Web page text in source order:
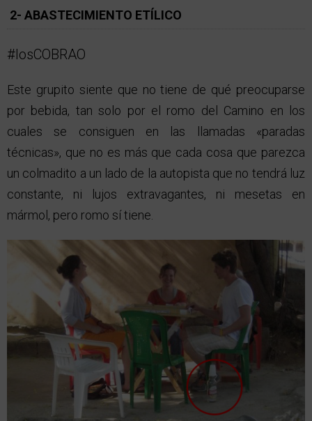
2- ABASTECIMIENTO ETÍLICO
#losCOBRAO
Este grupito siente que no tiene de qué preocuparse
por bebida, tan solo por el romo del Camino en los
cuales se consiguen en las llamadas «paradas
técnicas», que no es más que cada cosa que parezca
un colmadito a un lado de la autopista que no tendrá luz
constante, ni lujos extravagantes, ni mesetas en
mármol, pero romo sí tiene.